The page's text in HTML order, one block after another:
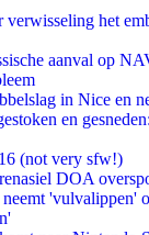
het
aanval op
in Nice en
en
(not very sfw!)
DOA
'vulvalippen'